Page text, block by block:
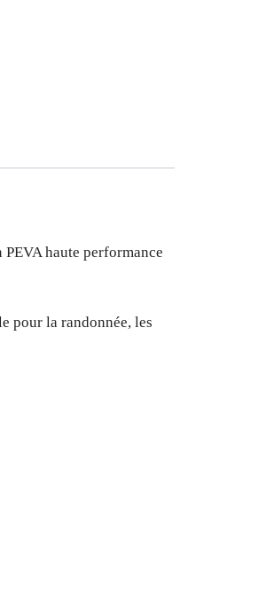
haute performance
pour la randonnée, les